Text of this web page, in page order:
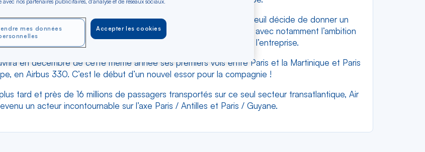
que le secteur du transport régional est à la peine, le groupe Dubreuil décide de donner un
Compagnie et de se positionner sur le marché du long-courrier – avec notamment l’ambition
complémentaire à son réseau régional pour redonner de l’air à l’entreprise.
en décembre de cette même année ses premiers vols entre Paris et la Martinique et Paris
en Airbus 330. C’est le début d’un nouvel essor pour la compagnie !
tard et près de 16 millions de passagers transportés sur ce seul secteur transatlantique, Air
un acteur incontournable sur l’axe Paris / Antilles et Paris / Guyane.
Accepter les cookies
mes données